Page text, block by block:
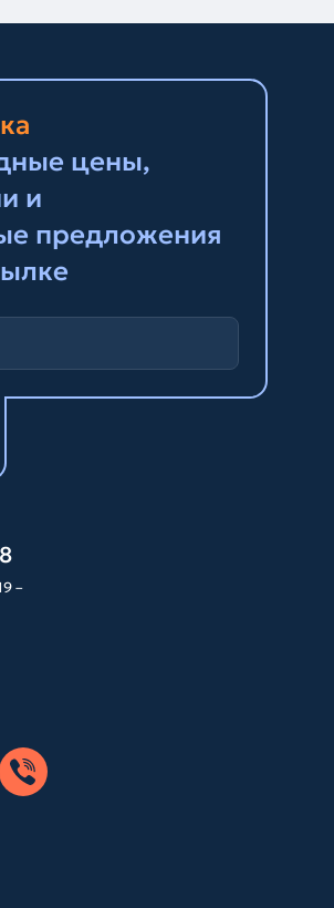
цены,
и
предложения
–